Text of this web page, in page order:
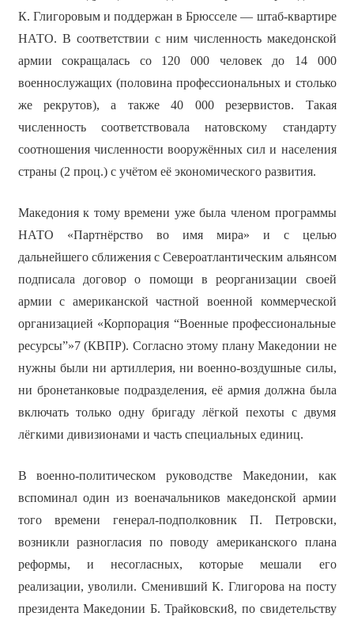
К. Глигоровым и поддержан в Брюсселе — штаб-квартире
НАТО. В соответствии с ним численность македонской
армии сокращалась со 120 000 человек до 14 000
военнослужащих (половина профессиональных и столько
же рекрутов), а также 40 000 резервистов. Такая
численность соответствовала натовскому стандарту
соотношения численности вооружённых сил и населения
страны (2 проц.) с учётом её экономического развития.
Македония к тому времени уже была членом программы
НАТО «Партнёрство во имя мира» и с целью
дальнейшего сближения с Североатлантическим альянсом
подписала договор о помощи в реорганизации своей
армии с американской частной военной коммерческой
организацией «Корпорация “Военные профессиональные
ресурсы”»7 (КВПР). Согласно этому плану Македонии не
нужны были ни артиллерия, ни военно-воздушные силы,
ни бронетанковые подразделения, её армия должна была
включать только одну бригаду лёгкой пехоты с двумя
лёгкими дивизионами и часть специальных единиц.
В военно-политическом руководстве Македонии, как
вспоминал один из военачальников македонской армии
того времени генерал-подполковник П. Петровски,
возникли разногласия по поводу американского плана
реформы, и несогласных, которые мешали его
реализации, уволили. Сменивший К. Глигорова на посту
президента Македонии Б. Трайковски8, по свидетельству